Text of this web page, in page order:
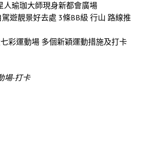
人瑜珈大師現身新都會廣場
駕遊靚景好去處 3條BB級 行山 路線推
彩運動場 多個新穎運動措施及打卡